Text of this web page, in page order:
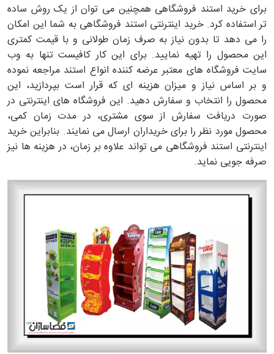
برای خرید استند فروشگاهی همچنین می توان از یک روش ساده
تر استفاده کرد. خرید اینترنتی استند فروشگاهی به شما این امکان
را می دهد تا بدون نیاز به صرف زمان طولانی و با قیمت کمتری
این محصول را تهیه نمایید. برای این کار کافیست تنها به وب
سایت فروشگاه های معتبر عرضه کننده انواع استند مراجعه نموده
و بر اساس نیاز و میزان هزینه ای که قرار است بپردازید، این
محصول را انتخاب و سفارش دهید. این فروشگاه های اینترنتی در
صورت دریافت سفارش از سوی مشتری، در مدت زمان کمی،
محصول مورد نظر را برای خریداران ارسال می نمایند. بنابراین خرید
اینترنتی استند فروشگاهی می تواند علاوه بر زمان، در هزینه ها نیز
صرفه جویی نماید.